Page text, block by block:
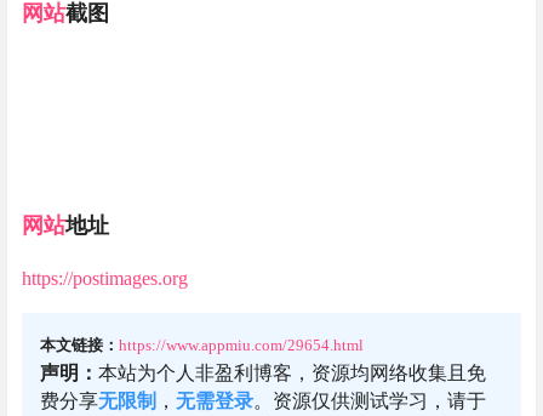
网站截图
网站地址
https://postimages.org
本文链接： https://www.appmiu.com/29654.html
声明： 本站为个人非盈利博客，资源均网络收集且免
费分享无限制 ， 无需登录。资源仅供测试学习，请于